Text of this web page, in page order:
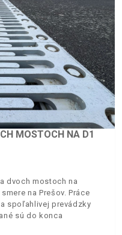
MOSTOCH NA D1
dvoch mostoch na
na Prešov. Práce
spoľahlivej prevádzky
sú do konca